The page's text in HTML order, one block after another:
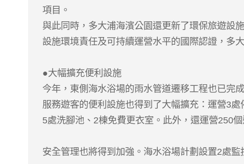
項目。
與此同時，多大浦海濱公園還更新了環保旅遊設
設施環境責任及可持續運營水平的國際認證，多
●大幅擴充便利設施
今年，東側海水浴場的雨水管道遷移工程也已完
服務遊客的便利設施也得到了大幅擴充：運營3
5處洗腳池、2棟免費更衣室。此外，還運營250
安全管理也將得到加強。海水浴場計劃設置2處